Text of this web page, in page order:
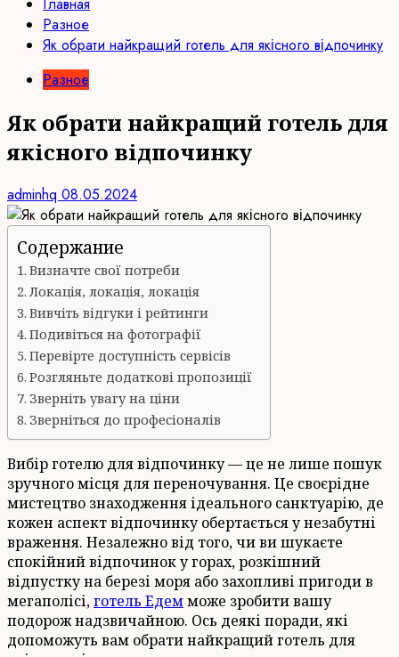
Разное
Як обрати найкращий готель для якісного відпочинку
Разное
Як обрати найкращий готель для
якісного відпочинку
adminhq 08.05.2024
Содержание
Визначте свої потреби
Локація, локація, локація
Вивчіть відгуки і рейтинги
Подивіться на фотографії
Перевірте доступність сервісів
Розгляньте додаткові пропозиції
Зверніть увагу на ціни
Зверніться до професіоналів
Вибір готелю для відпочинку — це не лише пошук
зручного місця для переночування. Це своєрідне
мистецтво знаходження ідеального санктуарію, де
кожен аспект відпочинку обертається у незабутні
враження. Незалежно від того, чи ви шукаєте
спокійний відпочинок у горах, розкішний
відпустку на березі моря або захопливі пригоди в
мегаполісі,готель Едемможе зробити вашу
подорож надзвичайною. Ось деякі поради, які
допоможуть вам обрати найкращий готель для